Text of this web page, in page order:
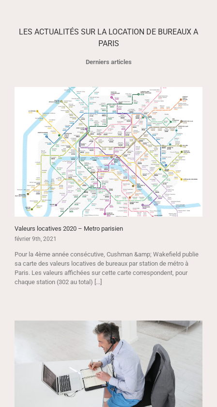
LES ACTUALITÉS SUR LA LOCATION DE BUREAUX A
PARIS
Derniers articles
Valeurs locatives 2020 – Metro parisien
février 9th, 2021
Pour la 4ème année consécutive, Cushman &amp; Wakefield publie
sa carte des valeurs locatives de bureaux par station de métro à
Paris. Les valeurs affichées sur cette carte correspondent, pour
chaque station (302 au total) [...]